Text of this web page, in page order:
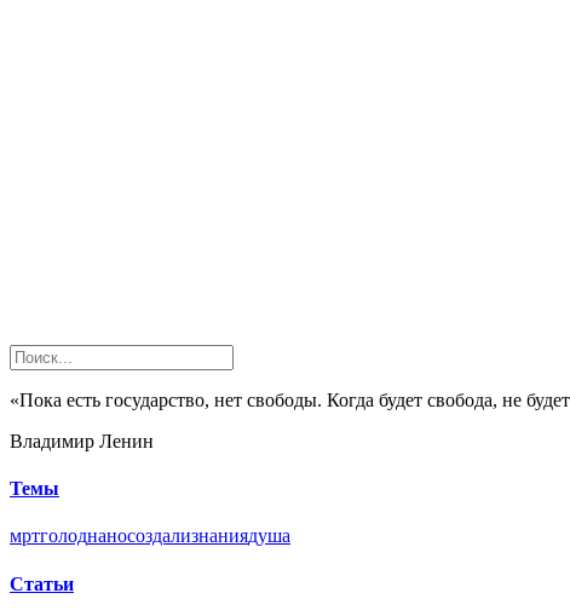
«Пока есть государство, нет свободы. Когда будет свобода, не
Владимир Ленин
Темы
мртголоднаносоздализнаниядуша
Статьи